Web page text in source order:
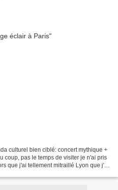
culturel bien ciblé: concert mythique +
coup, pas le temps de visiter je n'ai pris
que j'ai tellement mitraillé Lyon que j'ai